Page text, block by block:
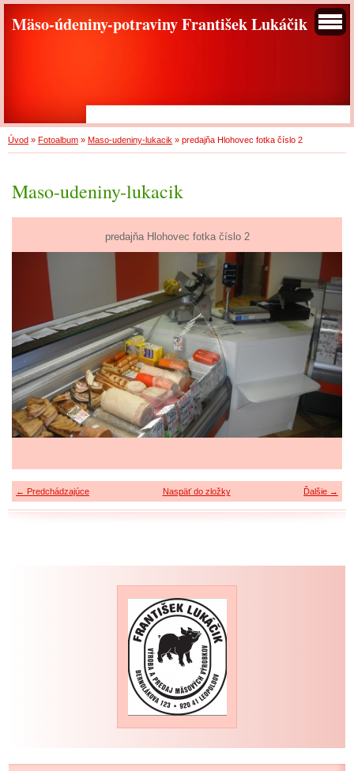
Mäso-údeniny-potraviny František Lukáčik
Úvod » Fotoalbum » Maso-udeniny-lukacik » predajňa Hlohovec fotka číslo 2
Maso-udeniny-lukacik
predajňa Hlohovec fotka číslo 2
← Predchádzajúce Ďalšie →
Naspäť do zložky